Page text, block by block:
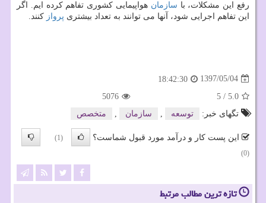
رفع این مشكلات، با سازمان هواپیمایی كشوری تفاهم كرده ایم. اگر
این تفاهم اجرایی شود، آنها می توانند به تعداد بیشتری پرواز كنند.
1397/05/04
18:42:30
5.0
/
5
5076
تگهای خبر:
توسعه , سازمان , متخصص
این پست کار و درآمد مورد قبول شماست؟
(1)
(0)
تازه ترین مطالب مرتبط